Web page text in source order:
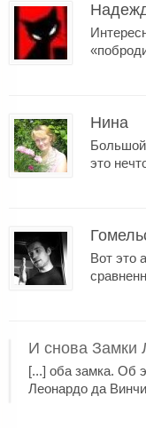
Нина
это
Вот это
И снова Замки
[...] оба замка. Об
Леонардо да